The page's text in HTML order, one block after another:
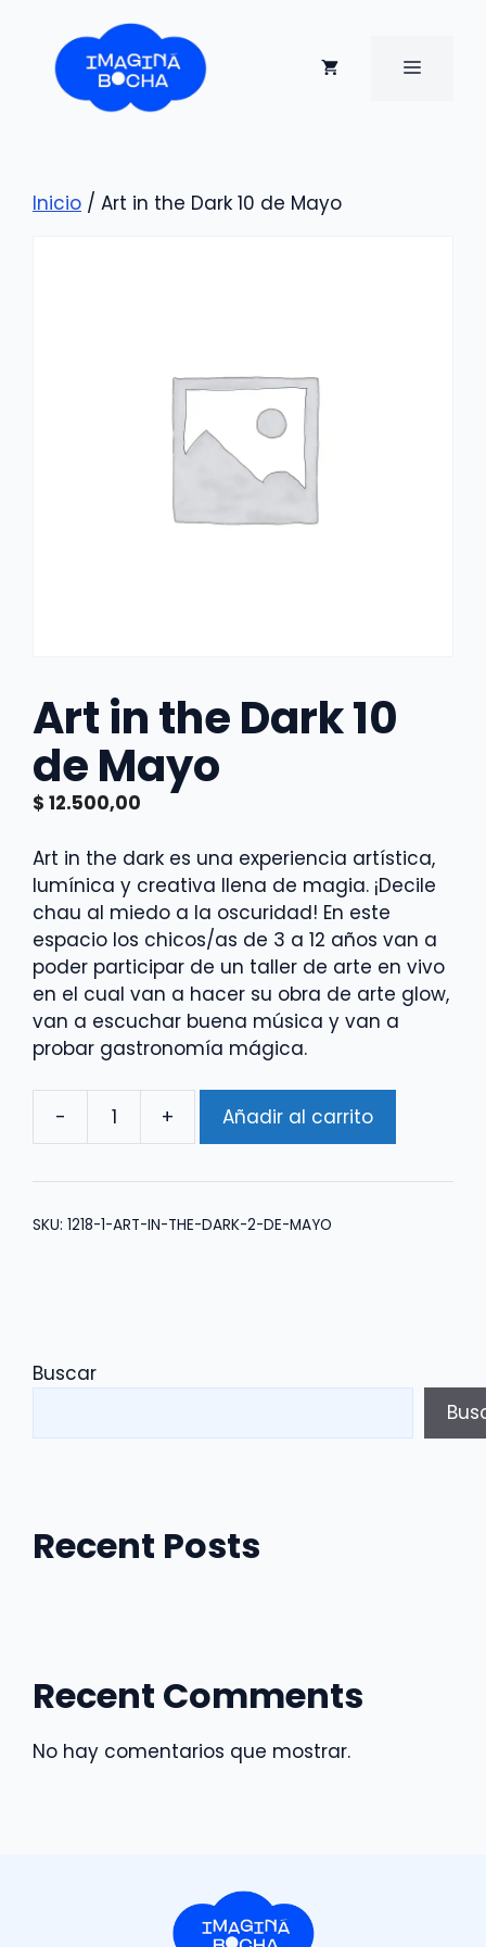
contenido
MENÚ
Inicio / Art in the Dark 10 de Mayo
Art in the Dark 10
de Mayo
$ 12.500,00
Art in the dark es una experiencia artística,
lumínica y creativa llena de magia. ¡Decile
chau al miedo a la oscuridad! En este
espacio los chicos/as de 3 a 12 años van a
poder participar de un taller de arte en vivo
en el cual van a hacer su obra de arte glow,
van a escuchar buena música y van a
probar gastronomía mágica.
-
the
10
+ Añadir al carrito
SKU: 1218-1-ART-IN-THE-DARK-2-DE-MAYO
Buscar
Recent Posts
Recent Comments
No hay comentarios que mostrar.